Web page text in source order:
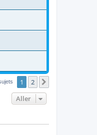
1 2
Aller